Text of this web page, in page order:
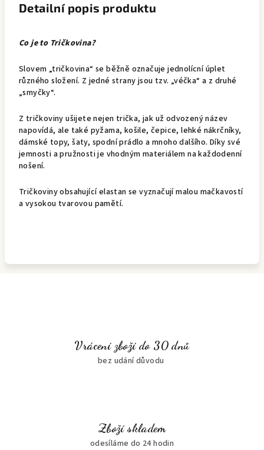
Vrácení zboží do 30 dnů
bez udání důvodu
Zboží skladem
odesíláme do 24 hodin
Detailní popis produktu
Co je to Tričkovina?
Slovem „tričkovina“ se běžně označuje jednolícní úplet
různého složení. Z jedné strany jsou tzv. „véčka“ a z druhé
„smyčky“.
Z tričkoviny ušijete nejen trička, jak už odvozený název
napovídá, ale také pyžama, košile, čepice, lehké nákrčníky,
dámské topy, šaty, spodní prádlo a mnoho dalšího. Díky své
jemnosti a pružnosti je vhodným materiálem na každodenní
nošení.
Tričkoviny obsahující elastan se vyznačují malou mačkavostí
a vysokou tvarovou pamětí.